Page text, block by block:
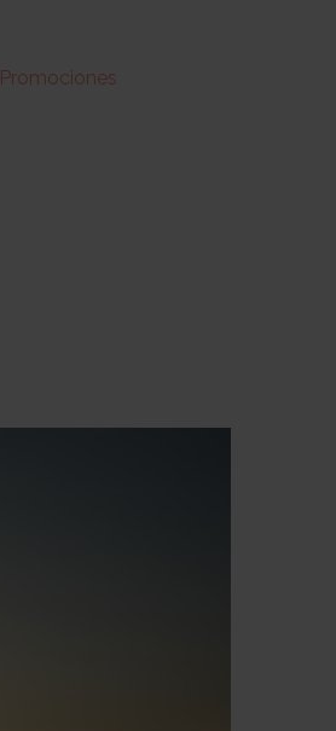
Promociones